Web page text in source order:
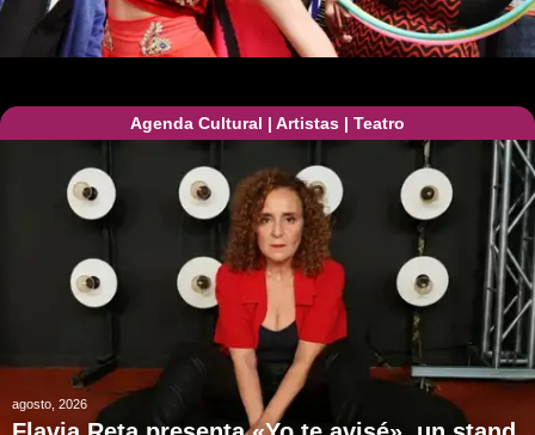
Agenda Cultural | Artistas | Teatro
agosto, 2026